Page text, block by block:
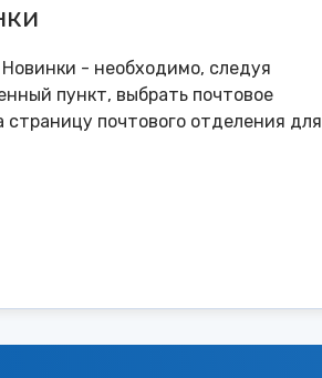
- необходимо, следуя
пункт, выбрать почтовое
почтового отделения для